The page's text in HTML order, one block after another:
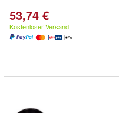
53,74 €
Kostenloser Versand